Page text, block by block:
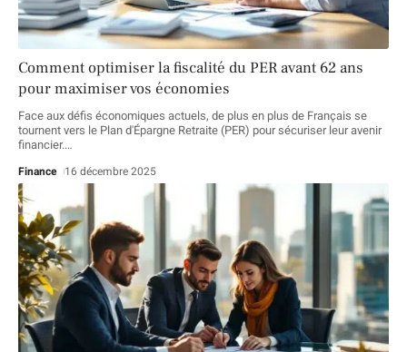
Comment optimiser la fiscalité du PER avant 62 ans
pour maximiser vos économies
Face aux défis économiques actuels, de plus en plus de Français se
tournent vers le Plan d'Épargne Retraite (PER) pour sécuriser leur avenir
financier.…
Finance 16 décembre 2025